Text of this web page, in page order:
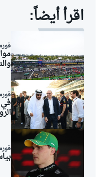
اقرأ أيضاً:
في